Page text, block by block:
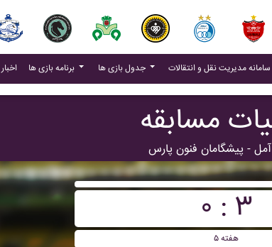
اخبار(current) برنامه بازی ها جدول بازی ها سامانه مدیریت نقل و انتقالات
مسابقه
آمل - پيشگامان فنون پارس
۰ : ۳
هفته ۵